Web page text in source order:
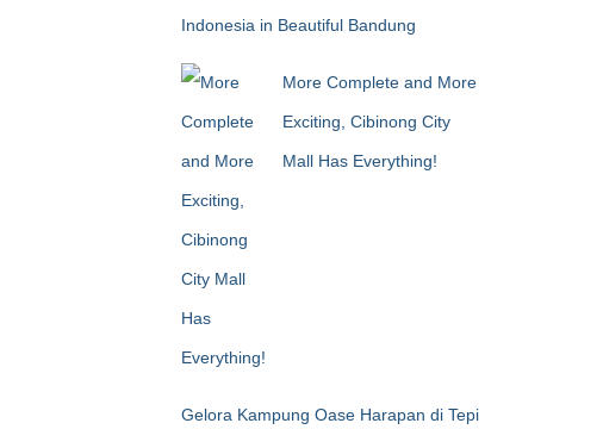
Indonesia in Beautiful Bandung
More Complete and More
Exciting, Cibinong City
Mall Has Everything!
Gelora Kampung Oase Harapan di Tepi